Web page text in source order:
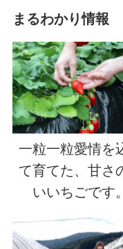
まるわかり情報
一粒一粒愛情を
て育てた、甘さ
いいちごです。